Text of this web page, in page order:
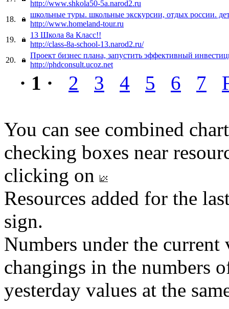
http://www.shkola50-5a.narod2.ru
18.
школьные туры. школьные экскурсии, отдых россии.
http://www.homeland-tour.ru
19.
13 Школа 8а Класс!!
http://class-8a-school-13.narod2.ru/
20.
Проект бизнес плана, запустить эффективный
http://phdconsult.ucoz.net
· 1 · 2 3 4 5 6 7
You can see combined
checking boxes near
clicking on
Resources added for the
sign.
Numbers under the
changings in the numbers
yesterday values at the